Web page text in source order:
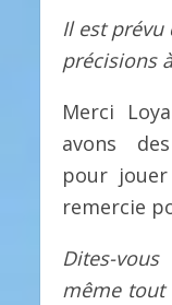
Il est
précisions
Merci
avons
pour
remercie
Dites-
même tout